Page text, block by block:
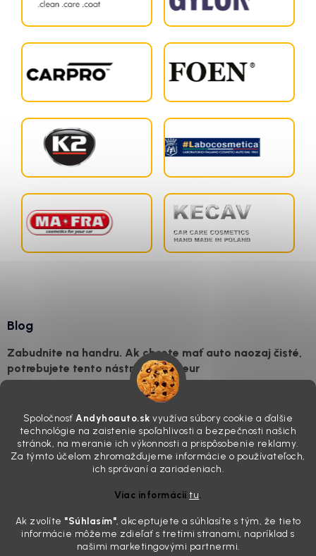
Spoločnosť Andyhoauto.sk využíva súbory cookie a ďalšie
technológie na zaistenie spoľahlivosti a bezpečnosti našich
stránok, na meranie ich výkonnosti a prispôsobenie reklamy.
Za týmto účelom zhromažďujeme informácie o používateľoch,
ich správaní a zariadeniach.
Viac informáciítu.
Ak zvolíte "Súhlasím", akceptujete a súhlasíte s tým, že tieto
informácie môžeme zdieľať s tretími stranami, napríklad s
našimi marketingovými partnermi.
Blog
Zabudnite na handru. Ak chcete mať auto naozaj čisté,
potrebujete tento nástroj za pár eur
„upratanom“ aute, no pri pohľade na palubnú dosku vás ide poraziť. V
mriežkach ventilácie, okolo tlačidiel a v švíkoch sedačiek na vás stále
drzo pozerá prach. Handra ani vysávač tam jednodu...
Detailing nemusí stáť výplatu: 5 kúskov autokozmetiky,
Sobotné ráno, káva v ruke a pred vami zaprášená kapota. Pre
niekoho nuda, pre nás najlepší relax. Lenže keď si v košíku spočítate
všetky tie fľaštičky, šampóny a utierky, výsledná suma vie poriadne